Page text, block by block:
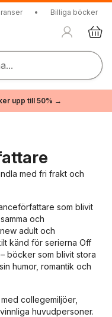
• Billiga böcker
upp till 50% →
med fri frakt och
som blivit
och
adult och
känd för serierna Off
böcker som blivit stora
humor, romantik och
collegemiljöer,
huvudpersoner.